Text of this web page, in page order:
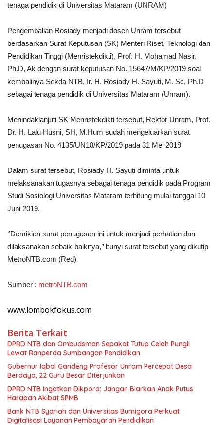
tenaga pendidik di Universitas Mataram (UNRAM)
Pengembalian Rosiady menjadi dosen Unram tersebut
berdasarkan Surat Keputusan (SK) Menteri Riset, Teknologi dan
Pendidikan Tinggi (Menristekdikti), Prof. H. Mohamad Nasir,
Ph.D, Ak dengan surat keputusan No. 15647/M/KP/2019 soal
kembalinya Sekda NTB, Ir. H. Rosiady H. Sayuti, M. Sc, Ph.D
sebagai tenaga pendidik di Universitas Mataram (Unram).
Menindaklanjuti SK Menristekdikti tersebut, Rektor Unram, Prof.
Dr. H. Lalu Husni, SH, M.Hum sudah mengeluarkan surat
penugasan No. 4135/UN18/KP/2019 pada 31 Mei 2019.
Dalam surat tersebut, Rosiady H. Sayuti diminta untuk
melaksanakan tugasnya sebagai tenaga pendidik pada Program
Studi Sosiologi Universitas Mataram terhitung mulai tanggal 10
Juni 2019.
‘’Demikian surat penugasan ini untuk menjadi perhatian dan
dilaksanakan sebaik-baiknya,’’ bunyi surat tersebut yang dikutip
MetroNTB.com (Red)
Sumber : metroNTB.com
www.lombokfokus.com
Berita Terkait
DPRD NTB dan Ombudsman Sepakat Tutup Celah Pungli
Lewat Ranperda Sumbangan Pendidikan
Gubernur Iqbal Gandeng Profesor Unram Percepat Desa
Berdaya, 22 Guru Besar Diterjunkan
DPRD NTB Ingatkan Dikpora: Jangan Biarkan Anak Putus
Harapan Akibat SPMB
Bank NTB Syariah dan Universitas Bumigora Perkuat
Digitalisasi Layanan Pembayaran Pendidikan